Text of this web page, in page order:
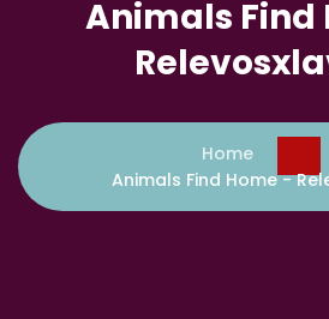
Animals Find
Home
Animals Find Home -